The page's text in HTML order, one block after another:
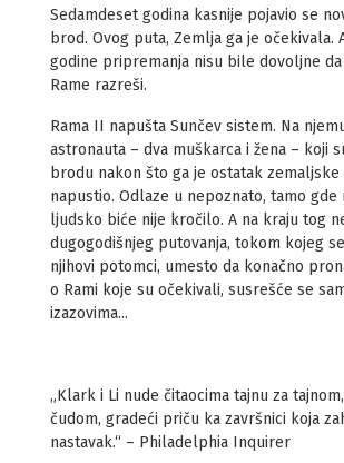
Sedamdeset godina kasnije pojavio se
brod. Ovog puta, Zemlja ga je očekivala.
godine pripremanja nisu bile dovoljne
Rame razreši.
Rama II napušta Sunčev sistem. Na
astronauta – dva muškarca i žena – koji
brodu nakon što ga je ostatak
napustio. Odlaze u nepoznato, tamo gde
ljudsko biće nije kročilo. A na kraju tog
dugogodišnjeg putovanja, tokom kojeg
njihovi potomci, umesto da konačno
o Rami koje su očekivali, susrešće se
izazovima...
„Klark i Li nude čitaocima tajnu za
čudom, gradeći priču ka završnici koja
nastavak.“ – Philadelphia Inquirer